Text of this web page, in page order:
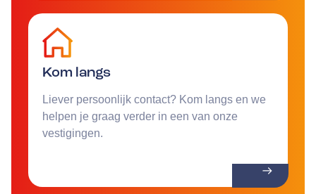
Kom langs
Liever persoonlijk contact? Kom langs en we
helpen je graag verder in een van onze
vestigingen.